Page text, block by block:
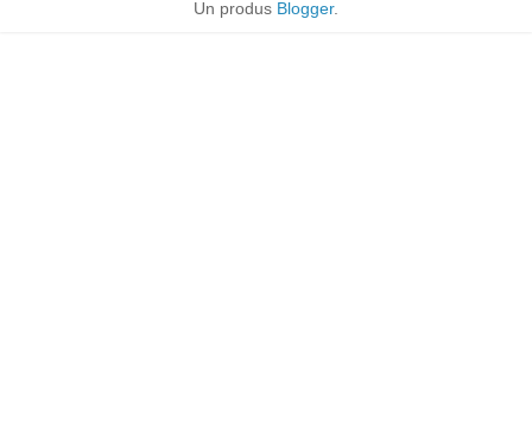
Un produs Blogger.